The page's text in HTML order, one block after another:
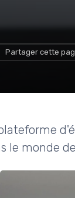
Partager cette
le monde